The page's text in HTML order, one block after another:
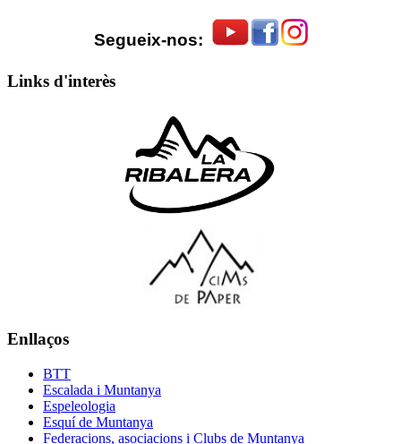
Segueix-nos:
Links d'interès
Enllaços
BTT
Escalada i Muntanya
Espeleologia
Esquí de Muntanya
Federacions, asociacions i Clubs de Muntanya